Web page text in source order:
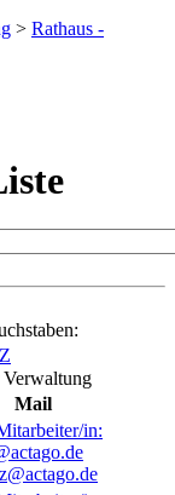
> Rathaus -
Z
Mail